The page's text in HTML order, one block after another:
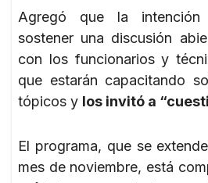
Agregó que la
sostener una discusión
con los funcionarios y
que estarán capacitando
tópicos y los invitó a
El programa, que se
mes de noviembre, está